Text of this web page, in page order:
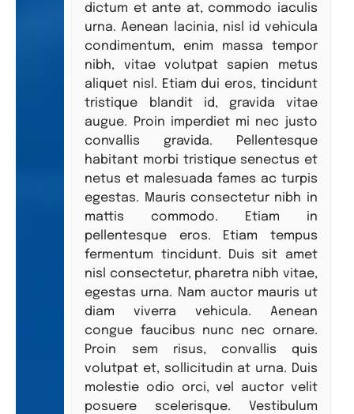
dictum et ante at, commodo iaculis
urna. Aenean lacinia, nisl id vehicula
condimentum, enim massa tempor
nibh, vitae volutpat sapien metus
aliquet nisl. Etiam dui eros, tincidunt
tristique blandit id, gravida vitae
augue. Proin imperdiet mi nec justo
convallis gravida. Pellentesque
habitant morbi tristique senectus et
netus et malesuada fames ac turpis
egestas. Mauris consectetur nibh in
mattis commodo. Etiam in
pellentesque eros. Etiam tempus
fermentum tincidunt. Duis sit amet
nisl consectetur, pharetra nibh vitae,
egestas urna. Nam auctor mauris ut
diam viverra vehicula. Aenean
congue faucibus nunc nec ornare.
Proin sem risus, convallis quis
volutpat et, sollicitudin at urna. Duis
molestie odio orci, vel auctor velit
posuere scelerisque. Vestibulum